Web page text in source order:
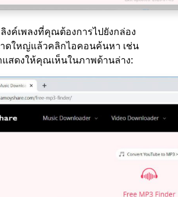
งค์เพลงที่คุณต้องการไปยังกล่อง
ดใหญ่แล้วคลิกไอคอนค้นหา เช่น
แสดงให้คุณเห็นในภาพด้านล่าง: